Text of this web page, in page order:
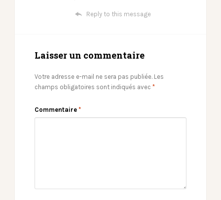
Reply to this message
Laisser un commentaire
Votre adresse e-mail ne sera pas publiée. Les
champs obligatoires sont indiqués avec *
Commentaire *